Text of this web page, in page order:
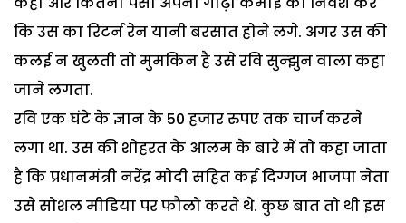
कि उस का रिटर्न रेन यानी बरसात होने लगे. अगर उस की
कलई न खुलती तो मुमकिन है उसे रवि सुन्झुन वाला कहा
जाने लगता.
रवि एक घंटे के ज्ञान के 50 हजार रुपए तक चार्ज करने
लगा था. उस की शोहरत के आलम के बारे में तो कहा जाता
है कि प्रधानमंत्री नरेंद्र मोदी सहित कई दिग्गज भाजपा नेता
उसे सोशल मीडिया पर फौलो करते थे. कुछ बात तो थी इस